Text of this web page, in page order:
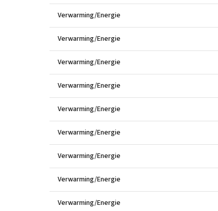
Verwarming/Energie
Verwarming/Energie
Verwarming/Energie
Verwarming/Energie
Verwarming/Energie
Verwarming/Energie
Verwarming/Energie
Verwarming/Energie
Verwarming/Energie